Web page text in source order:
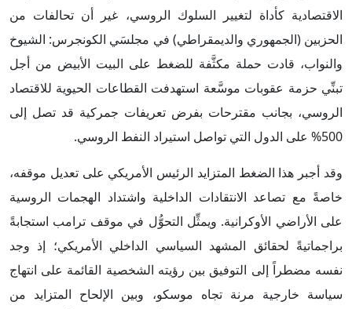
الاقتصادية كأداة لتغيير السلوك الروسي، غير أن تحالفات من
الحزبين (الجمهوري والديمقراطي) في مجلسَي الكونجرس: الشيوخ
والنواب، قادت حملة مكثَّفة للضغط على البيت الأبيض من أجل
تبنِّي حزمة عقوبات موسَّعة استهدفت القطاعات الحيوية للاقتصاد
الروسي، بجانب مقترحات بفرض تعريفات جمركية قد تصل إلى
500% على الدول التي تواصل استيراد النفط الروسي.
وقد أجبر هذا الضغط المتزايد الرئيس الأمريكي على تعديل موقفه،
خاصةً مع تصاعد الانتقادات الداخلية واشتداد الهجمات الروسية
على الأراضي الأوكرانية. ويمثِّل التحوُّل في موقف ترامب استجابةً
براجماتيةً لحقائق المشهد السياسي الداخلي الأمريكي؛ إذ وجد
نفسه مضطراً إلى التوفيق بين رؤيته الشخصية القائمة على انتهاج
سياسة خارجية مرنة تجاه موسكو، وبين الإلحاح المتزايد من